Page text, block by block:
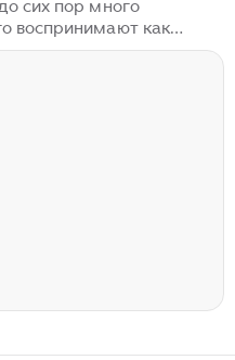
сих пор много
воспринимают как
краски, бумагу — и пусть